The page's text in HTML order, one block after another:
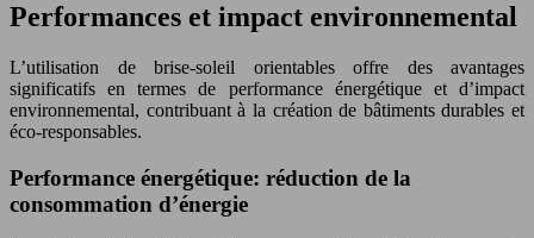
Performances et impact environnemental
L’utilisation de brise-soleil orientables offre des avantages
significatifs en termes de performance énergétique et d’impact
environnemental, contribuant à la création de bâtiments durables et
éco-responsables.
Performance énergétique: réduction de la
consommation d’énergie